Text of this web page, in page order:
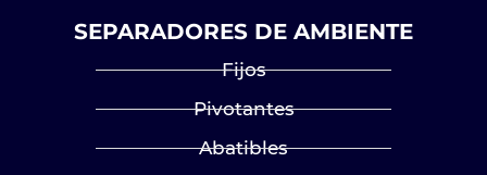
SEPARADORES DE AMBIENTE
Fijos
Pivotantes
Abatibles